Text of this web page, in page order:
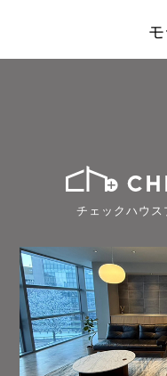
チェックハウ